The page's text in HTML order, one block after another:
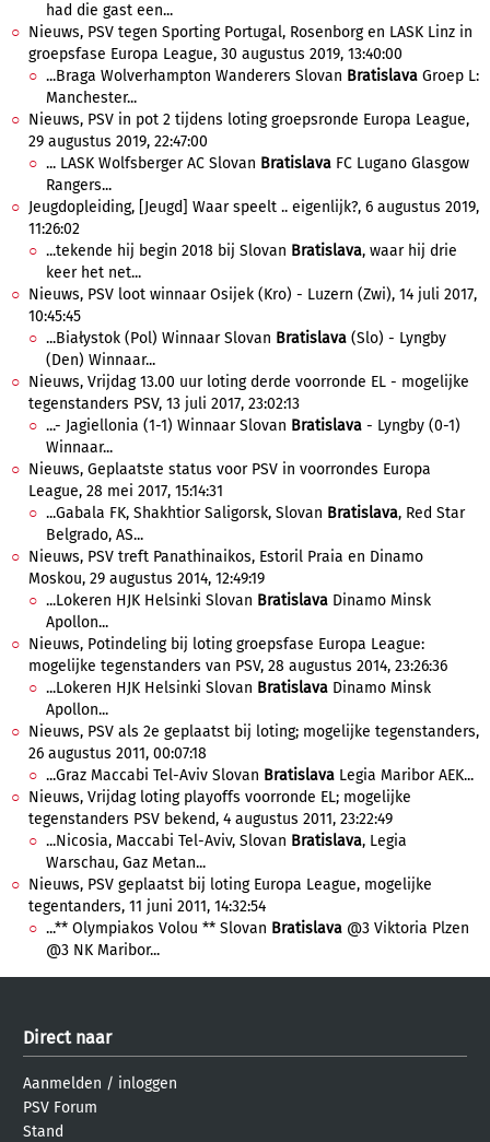
had die gast een...
Nieuws, PSV tegen Sporting Portugal, Rosenborg en LASK Linz in
groepsfase Europa League, 30 augustus 2019, 13:40:00
...Braga Wolverhampton Wanderers Slovan Bratislava Groep L:
Manchester...
Nieuws, PSV in pot 2 tijdens loting groepsronde Europa League,
29 augustus 2019, 22:47:00
... LASK Wolfsberger AC Slovan Bratislava FC Lugano Glasgow
Rangers...
Jeugdopleiding, [Jeugd] Waar speelt .. eigenlijk?, 6 augustus 2019,
11:26:02
...tekende hij begin 2018 bij Slovan Bratislava, waar hij drie
keer het net...
Nieuws, PSV loot winnaar Osijek (Kro) - Luzern (Zwi), 14 juli 2017,
10:45:45
...Białystok (Pol) Winnaar Slovan Bratislava (Slo) - Lyngby
(Den) Winnaar...
Nieuws, Vrijdag 13.00 uur loting derde voorronde EL - mogelijke
tegenstanders PSV, 13 juli 2017, 23:02:13
...- Jagiellonia (1-1) Winnaar Slovan Bratislava - Lyngby (0-1)
Winnaar...
Nieuws, Geplaatste status voor PSV in voorrondes Europa
League, 28 mei 2017, 15:14:31
...Gabala FK, Shakhtior Saligorsk, Slovan Bratislava, Red Star
Belgrado, AS...
Nieuws, PSV treft Panathinaikos, Estoril Praia en Dinamo
Moskou, 29 augustus 2014, 12:49:19
...Lokeren HJK Helsinki Slovan Bratislava Dinamo Minsk
Apollon...
Nieuws, Potindeling bij loting groepsfase Europa League:
mogelijke tegenstanders van PSV, 28 augustus 2014, 23:26:36
...Lokeren HJK Helsinki Slovan Bratislava Dinamo Minsk
Apollon...
Nieuws, PSV als 2e geplaatst bij loting; mogelijke tegenstanders,
26 augustus 2011, 00:07:18
...Graz Maccabi Tel-Aviv Slovan Bratislava Legia Maribor AEK...
Nieuws, Vrijdag loting playoffs voorronde EL; mogelijke
tegenstanders PSV bekend, 4 augustus 2011, 23:22:49
...Nicosia, Maccabi Tel-Aviv, Slovan Bratislava, Legia
Warschau, Gaz Metan...
Nieuws, PSV geplaatst bij loting Europa League, mogelijke
tegentanders, 11 juni 2011, 14:32:54
...** Olympiakos Volou ** Slovan Bratislava @3 Viktoria Plzen
@3 NK Maribor...
Direct naar
Aanmelden / inloggen
PSV Forum
Stand